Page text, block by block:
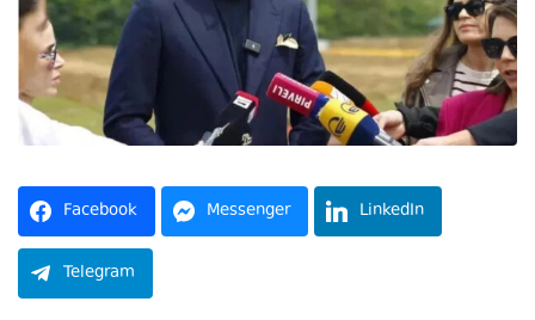
Facebook Messenger LinkedIn
Telegram